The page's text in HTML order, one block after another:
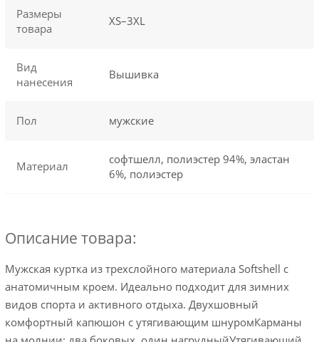
Размеры
товара
XS–3XL
Вид
нанесения
Вышивка
Пол мужские
Материал
софтшелл, полиэстер 94%, эластан
6%, полиэстер
Описание товара:
Мужская куртка из трехслойного материала Softshell с
анатомичным кроем. Идеально подходит для зимних
видов спорта и активного отдыха. Двухшовный
комфортный капюшон с утягивающим шнуромКарманы